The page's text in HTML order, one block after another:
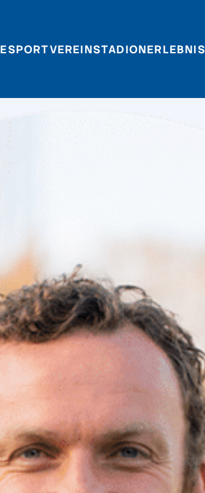
ESPORTVEREINSTADIONERLEBNIS